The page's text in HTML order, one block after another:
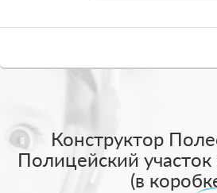
Конструктор
Полицейский
(в